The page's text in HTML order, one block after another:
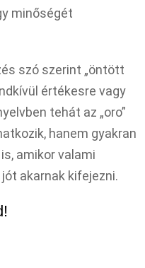
minőségét
szó szerint „öntött
értékesre vagy
tehát az „oro”
hanem gyakran
amikor valami
akarnak kifejezni.